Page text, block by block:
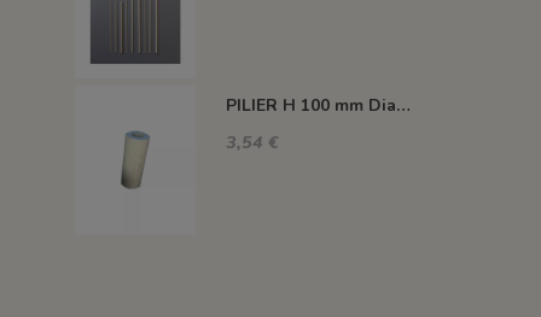
PILIER H 100 mm Diam.43 mm 1350°C
3,54 €